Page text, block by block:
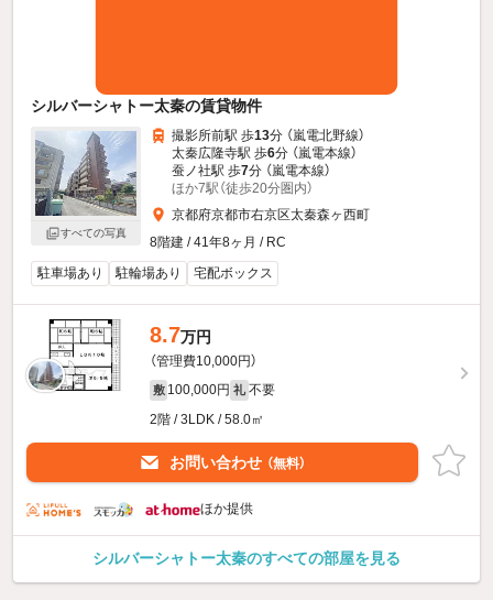
シルバーシャトー太秦の賃貸物件
すべての写真
撮影所前駅 歩13分 （嵐電北野線）
太秦広隆寺駅 歩6分 （嵐電本線）
蚕ノ社駅 歩7分 （嵐電本線）
ほか7駅（徒歩20分圏内）
京都府京都市右京区太秦森ヶ西町
8階建 / 41年8ヶ月 / RC
駐車場あり
駐輪場あり 宅配ボックス
8.7万円
（管理費10,000円）
敷 100,000円 礼 不要
2階 / 3LDK / 58.0㎡
お問い合わせ （無料）
ほか提供
シルバーシャトー太秦のすべての部屋を見る